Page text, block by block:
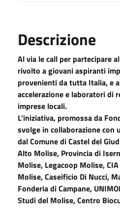
Descrizione
Al via le call per partecipare
rivolto a giovani aspiranti
provenienti da tutta Italia, e
accelerazione e laboratori di
imprese locali.
L’iniziativa, promossa da
svolge in collaborazione con
dal Comune di Castel del
Alto Molise, Provincia di
Molise, Legacoop Molise,
Molise, Caseificio Di Nucci,
Fonderia di Campane,
Studi del Molise, Centro